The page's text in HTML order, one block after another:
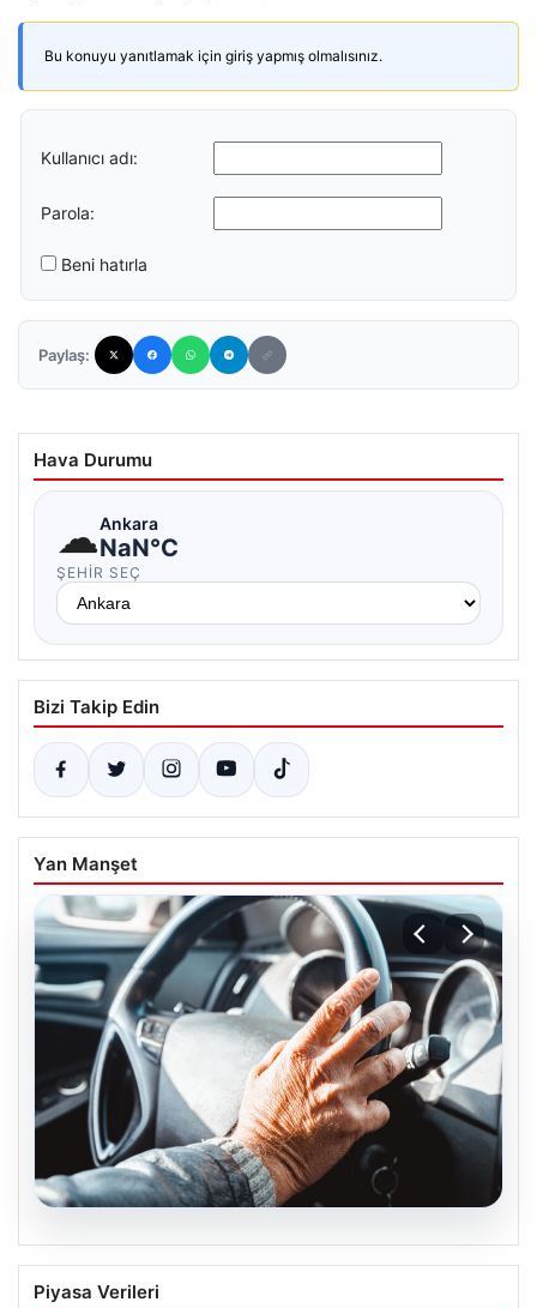
Bu konuyu yanıtlamak için giriş yapmış olmalısınız.
Kullanıcı adı:
Parola:
Beni hatırla
Paylaş:
Hava Durumu
☁Ankara
NaN°C
ŞEHIR SEÇ
Bizi Takip Edin
Yan Manşet
Emekliye ÖTV’siz araç verilecek mi,
yasa çıkacak mı? Milyonlarca emekli
Piyasa Verileri